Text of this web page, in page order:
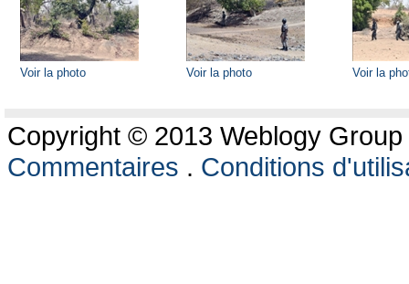
Voir la photo Voir la photo Voir la
Copyright © 2013 Weblogy
Commentaires . Conditions